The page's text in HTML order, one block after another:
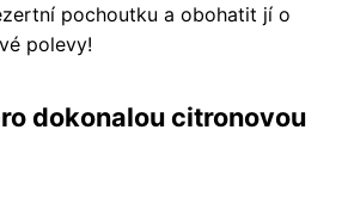
pochoutku a obohatit jí o
polevy!
dokonalou citronovou